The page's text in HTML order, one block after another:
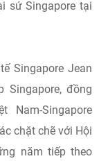
sứ Singapore tại
Singapore Jean
Singapore, đồng
Nam-Singapore
chặt chẽ với Hội
năm tiếp theo